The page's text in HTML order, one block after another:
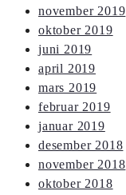
november 2019
oktober 2019
juni 2019
april 2019
mars 2019
februar 2019
januar 2019
desember 2018
november 2018
oktober 2018